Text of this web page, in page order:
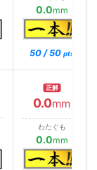
0.0mm
50 / 50 pts
正解
0.0mm
わたぐも
0.0mm